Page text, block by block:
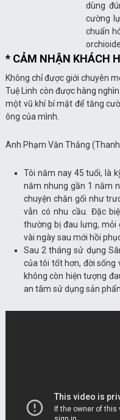
dùng
cường
chuẩn
* CẢM NHẬN KHÁCH
Không chỉ được giới chuyên
Tuệ Linh còn được hàng
một vũ khí bí mật để tăng
ông của mình.
Anh Phạm Văn Thắng (Thanh
Tôi năm nay 45 tuổi, là
năm nhung gần 1 năm
chuyện chăn gối như
vẫn có nhu cầu. Đặc
thường bị đau lưng, mỏi
vài ngày sau mới hồi
Sau 2 tháng sử dụng
của tôi tốt hơn, đời sống
không còn hiện tượng
an tâm sử dụng sản